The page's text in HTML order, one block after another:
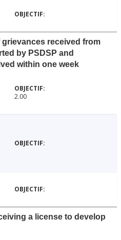
grievances received from
by PSDSP and
within one week
2.00
a license to develop